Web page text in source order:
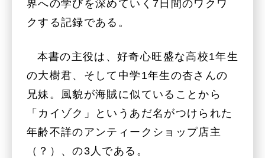
界への学びを深めていく7日間のワクワ
クする記録である。
本書の主役は、好奇心旺盛な高校1年生
の大樹君、そして中学1年生の杏さんの
兄妹。風貌が海賊に似ていることから
「カイゾク」というあだ名がつけられた
年齢不詳のアンティークショップ店主
（？）、の3人である。